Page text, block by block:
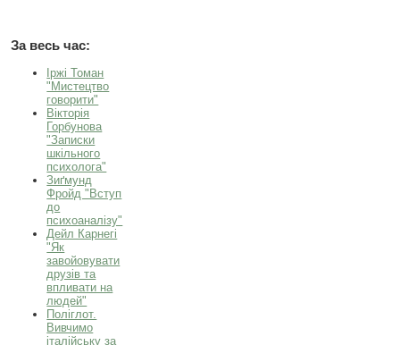
За весь час:
Іржі Томан
"Мистецтво
говорити"
Вікторія
Горбунова
"Записки
шкільного
психолога"
Зиґмунд
Фройд "Вступ
до
психоаналізу"
Дейл Карнегі
"Як
завойовувати
друзів та
впливати на
людей"
Поліглот.
Вивчимо
італійську за